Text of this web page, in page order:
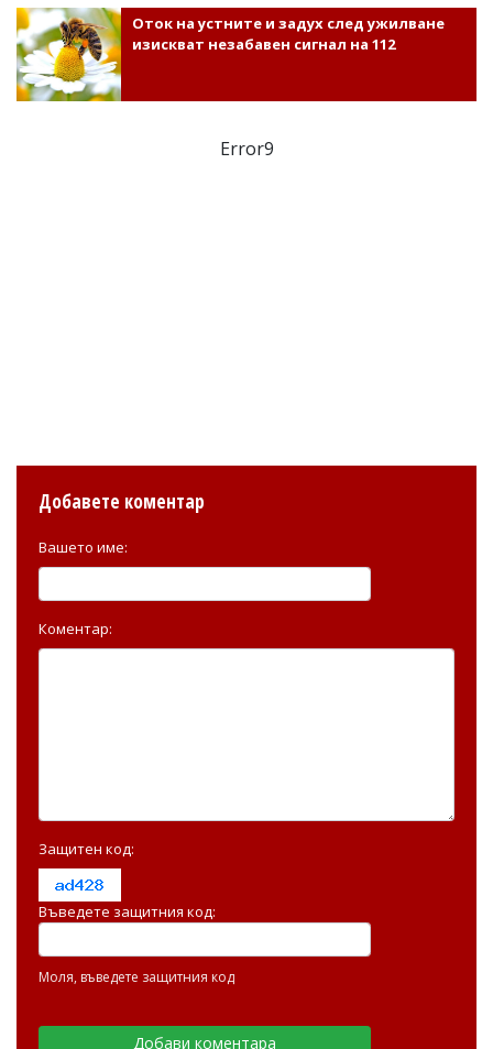
Оток на устните и задух след ужилване
изискват незабавен сигнал на 112
Error9
Добавете коментар
Вашето име:
Коментар:
Защитен код:
Въведете защитния код:
Моля, въведете защитния код